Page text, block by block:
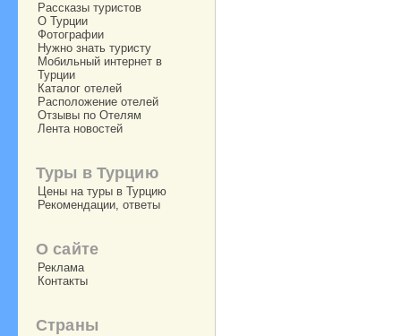
Рассказы туристов
О Турции
Фотографии
Нужно знать туристу
Мобильный интернет в
Турции
Каталог отелей
Расположение отелей
Отзывы по Отелям
Лента новостей
Туры в Турцию
Цены на туры в Турцию
Рекомендации, ответы
О сайте
Реклама
Контакты
Страны